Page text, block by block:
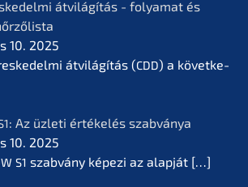
átvilá­gí­tás - folyamat és
10. 2025
átvilá­gí­tás (CDD) a követ­ke­
: Az üzleti értékelés szabvá­nya
10. 2025
S1 szabvá­ny képezi az alapját […]